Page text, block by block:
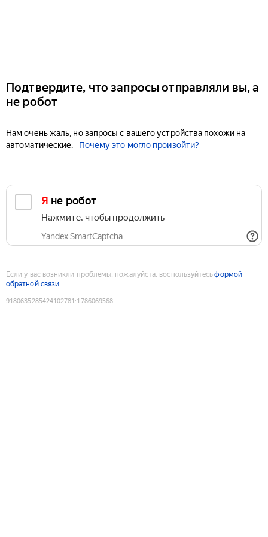
Подтвердите, что запросы отправляли вы, а
не робот
Нам очень жаль, но запросы с вашего устройства похожи на
автоматические.
Почему это могло произойти?
Я не робот
Нажмите, чтобы продолжить
Yandex SmartCaptcha
Если у вас возникли проблемы, пожалуйста, воспользуйтесьформой
обратной связи
9180635285424102781 :1786069568